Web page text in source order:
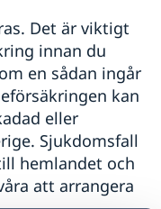
18 år
år
pass
Det är viktigt
innan du
en sådan ingår
kan
eller
Sjukdomsfall
hemlandet och
att arrangera